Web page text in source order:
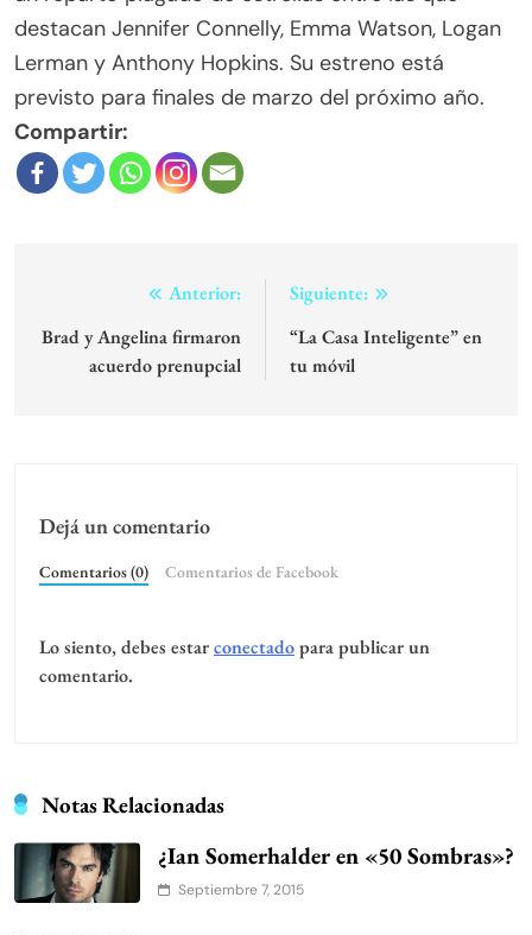
destacan Jennifer Connelly, Emma Watson, Logan
Lerman y Anthony Hopkins. Su estreno está
previsto para finales de marzo del próximo año.
Compartir:
Navegación
de
entradas
Anterior:
Brad y Angelina firmaron
acuerdo prenupcial
Siguiente:
“La Casa Inteligente” en
tu móvil
Dejá un comentario
Comentarios (0) Comentarios de Facebook
Lo siento, debes estarconectadopara publicar un
comentario.
Notas Relacionadas
¿Ian Somerhalder en «50 Sombras»?
Septiembre 7, 2015